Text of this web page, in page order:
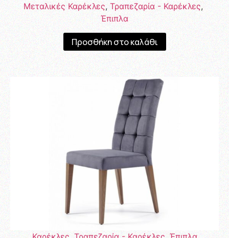
Μεταλικές Καρέκλες,Τραπεζαρία - Καρέκλες,
Έπιπλα
Προσθήκη στο καλάθι